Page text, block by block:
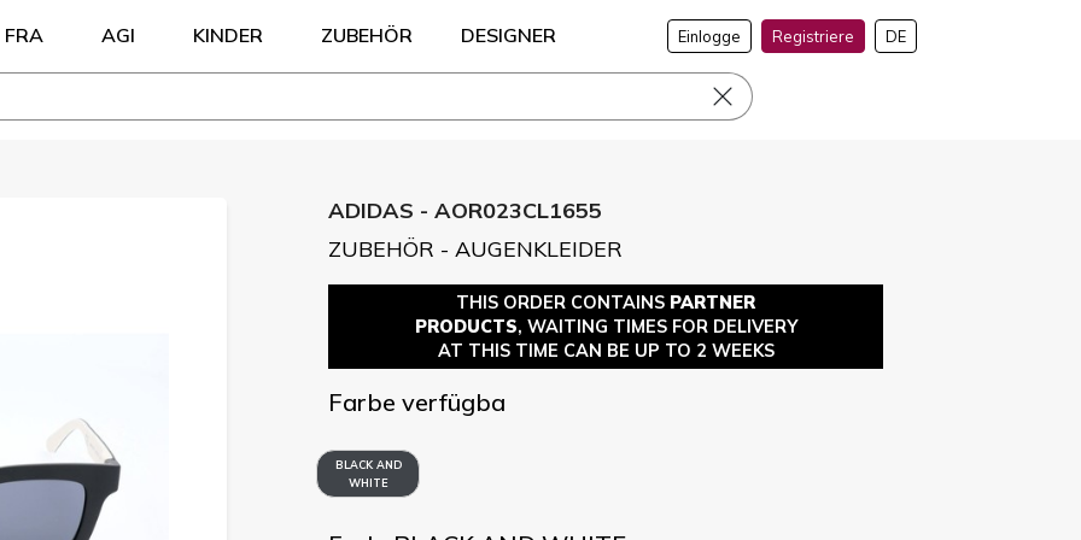
FRA AGI KINDER ZUBEHÖR DESIGNER Einlogge Registriere DE
ADIDAS - AOR023CL1655
ZUBEHÖR - AUGENKLEIDER
THIS ORDER CONTAINS PARTNER
PRODUCTS, WAITING TIMES FOR DELIVERY
AT THIS TIME CAN BE UP TO 2 WEEKS
Farbe verfügba
BLACK AND
WHITE